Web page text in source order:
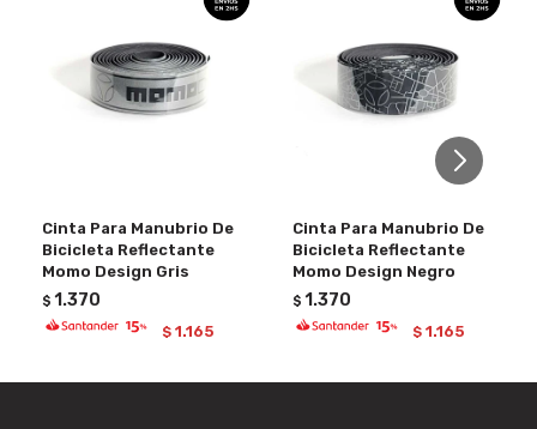
Cinta Para Manubrio De
Bicicleta Reflectante
Momo Design Gris
$ 1.370
$ 1.165
Cinta Para Manubrio De
Bicicleta Reflectante
Momo Design Negro
$ 1.370
$ 1.165